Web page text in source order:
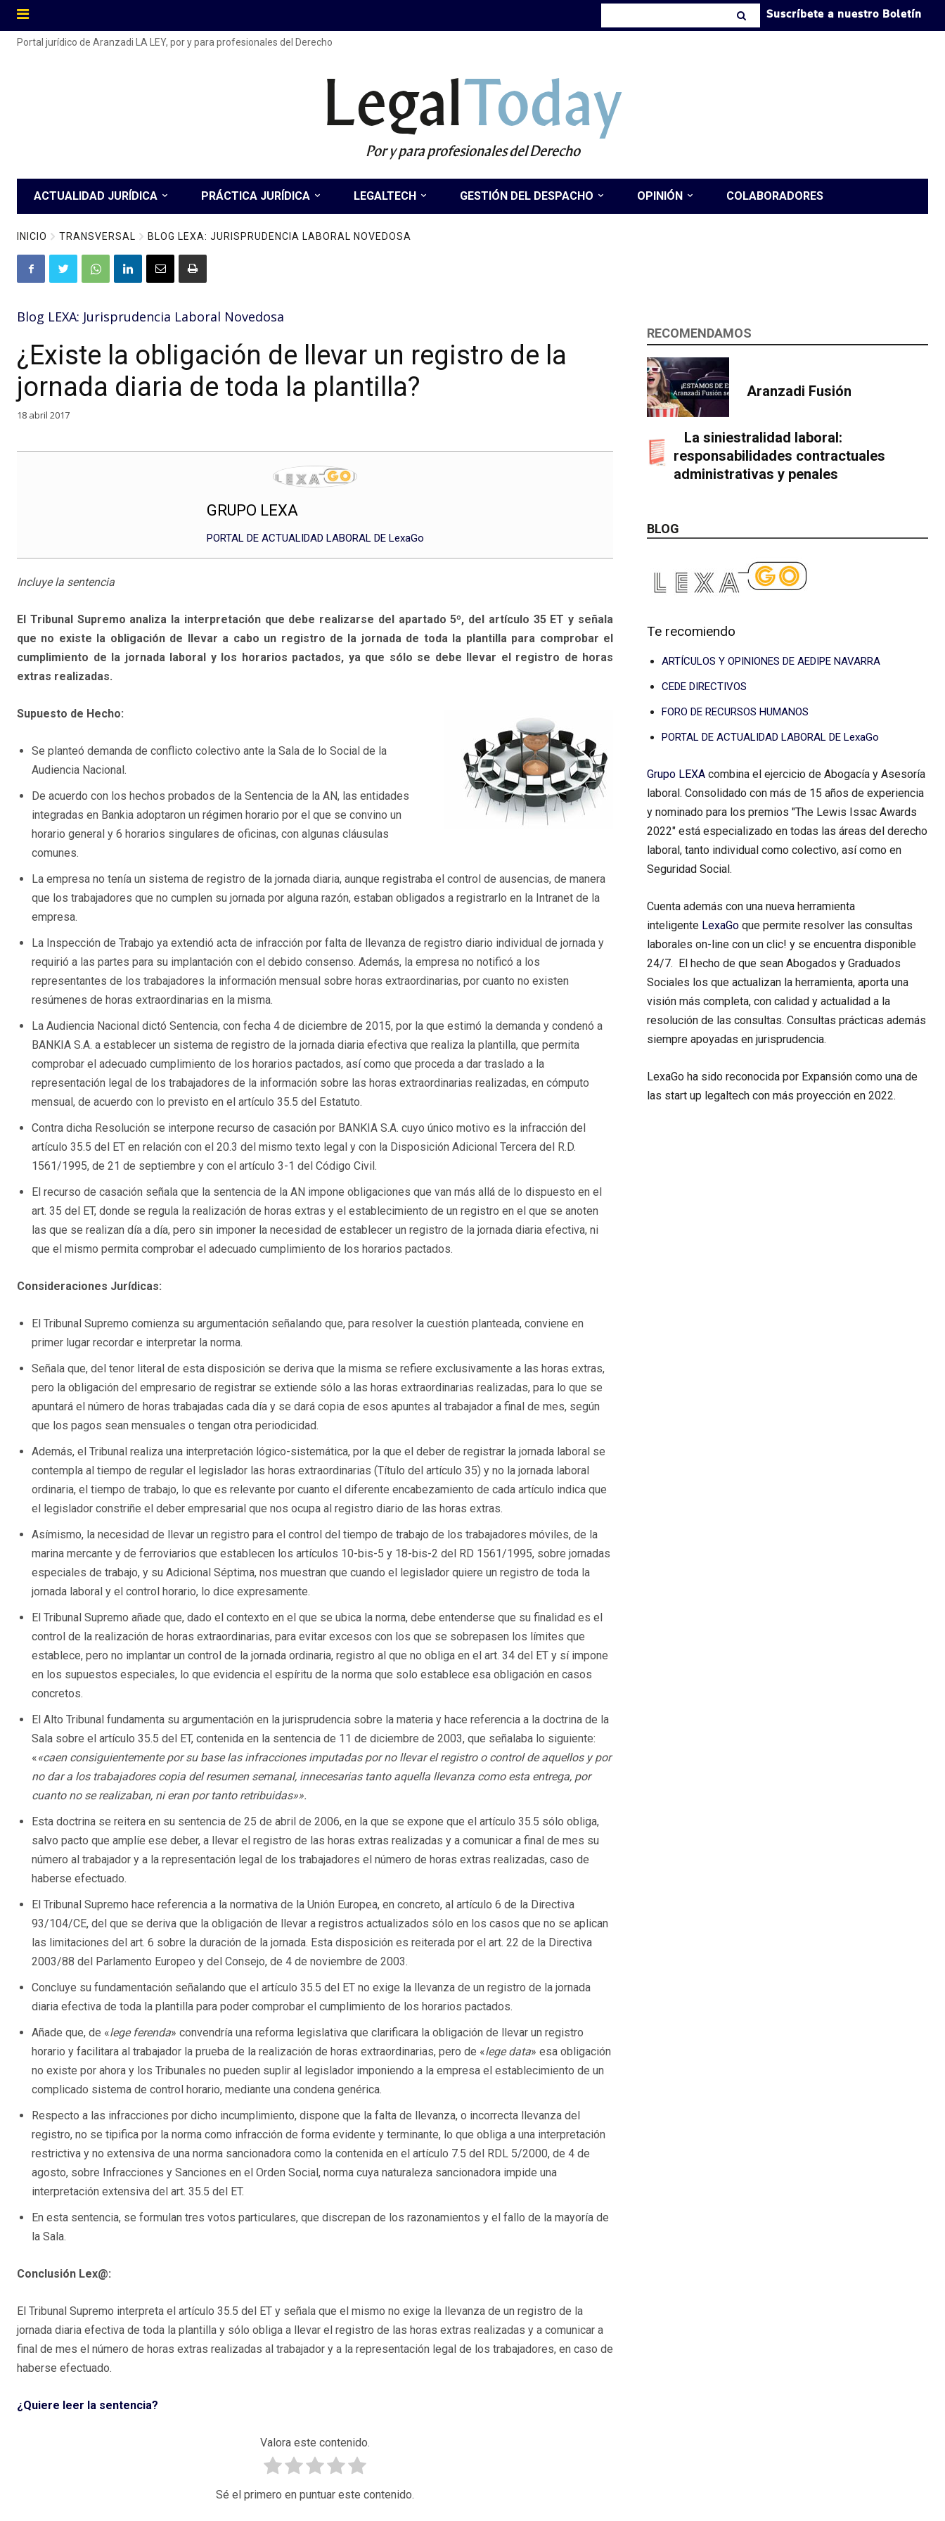
Suscríbete a nuestro Boletín
Portal jurídico de Aranzadi LA LEY, por y para profesionales del Derecho
LegalToday
Por y para profesionales del Derecho
ACTUALIDAD JURÍDICA PRÁCTICA JURÍDICA LEGALTECH GESTIÓN DEL DESPACHO OPINIÓN COLABORADORES
INICIO TRANSVERSAL BLOG LEXA: JURISPRUDENCIA LABORAL NOVEDOSA
Blog LEXA: Jurisprudencia Laboral Novedosa
¿Existe la obligación de llevar un registro de la
jornada diaria de toda la plantilla?
18 abril 2017
GRUPO LEXA
PORTAL DE ACTUALIDAD LABORAL DE LexaGo
Incluye la sentencia
El Tribunal Supremo analiza la interpretación que debe realizarse del apartado 5º, del artículo 35 ET y señala
que no existe la obligación de llevar a cabo un registro de la jornada de toda la plantilla para comprobar el
cumplimiento de la jornada laboral y los horarios pactados, ya que sólo se debe llevar el registro de horas
extras realizadas.
Supuesto de Hecho:
Se planteó demanda de conflicto colectivo ante la Sala de lo Social de la
Audiencia Nacional.
De acuerdo con los hechos probados de la Sentencia de la AN, las entidades
integradas en Bankia adoptaron un régimen horario por el que se convino un
horario general y 6 horarios singulares de oficinas, con algunas cláusulas
comunes.
La empresa no tenía un sistema de registro de la jornada diaria, aunque registraba el control de ausencias, de manera
que los trabajadores que no cumplen su jornada por alguna razón, estaban obligados a registrarlo en la Intranet de la
empresa.
La Inspección de Trabajo ya extendió acta de infracción por falta de llevanza de registro diario individual de jornada y
requirió a las partes para su implantación con el debido consenso. Además, la empresa no notificó a los
representantes de los trabajadores la información mensual sobre horas extraordinarias, por cuanto no existen
resúmenes de horas extraordinarias en la misma.
La Audiencia Nacional dictó Sentencia, con fecha 4 de diciembre de 2015, por la que estimó la demanda y condenó a
BANKIA S.A. a establecer un sistema de registro de la jornada diaria efectiva que realiza la plantilla, que permita
comprobar el adecuado cumplimiento de los horarios pactados, así como que proceda a dar traslado a la
representación legal de los trabajadores de la información sobre las horas extraordinarias realizadas, en cómputo
mensual, de acuerdo con lo previsto en el artículo 35.5 del Estatuto.
Contra dicha Resolución se interpone recurso de casación por BANKIA S.A. cuyo único motivo es la infracción del
artículo 35.5 del ET en relación con el 20.3 del mismo texto legal y con la Disposición Adicional Tercera del R.D.
1561/1995, de 21 de septiembre y con el artículo 3-1 del Código Civil.
El recurso de casación señala que la sentencia de la AN impone obligaciones que van más allá de lo dispuesto en el
art. 35 del ET, donde se regula la realización de horas extras y el establecimiento de un registro en el que se anoten
las que se realizan día a día, pero sin imponer la necesidad de establecer un registro de la jornada diaria efectiva, ni
que el mismo permita comprobar el adecuado cumplimiento de los horarios pactados.
Consideraciones Jurídicas:
El Tribunal Supremo comienza su argumentación señalando que, para resolver la cuestión planteada, conviene en
primer lugar recordar e interpretar la norma.
Señala que, del tenor literal de esta disposición se deriva que la misma se refiere exclusivamente a las horas extras,
pero la obligación del empresario de registrar se extiende sólo a las horas extraordinarias realizadas, para lo que se
apuntará el número de horas trabajadas cada día y se dará copia de esos apuntes al trabajador a final de mes, según
que los pagos sean mensuales o tengan otra periodicidad.
Además, el Tribunal realiza una interpretación lógico-sistemática, por la que el deber de registrar la jornada laboral se
contempla al tiempo de regular el legislador las horas extraordinarias (Título del artículo 35) y no la jornada laboral
ordinaria, el tiempo de trabajo, lo que es relevante por cuanto el diferente encabezamiento de cada artículo indica que
el legislador constriñe el deber empresarial que nos ocupa al registro diario de las horas extras.
Asímismo, la necesidad de llevar un registro para el control del tiempo de trabajo de los trabajadores móviles, de la
marina mercante y de ferroviarios que establecen los artículos 10-bis-5 y 18-bis-2 del RD 1561/1995, sobre jornadas
especiales de trabajo, y su Adicional Séptima, nos muestran que cuando el legislador quiere un registro de toda la
jornada laboral y el control horario, lo dice expresamente.
El Tribunal Supremo añade que, dado el contexto en el que se ubica la norma, debe entenderse que su finalidad es el
control de la realización de horas extraordinarias, para evitar excesos con los que se sobrepasen los límites que
establece, pero no implantar un control de la jornada ordinaria, registro al que no obliga en el art. 34 del ET y sí impone
en los supuestos especiales, lo que evidencia el espíritu de la norma que solo establece esa obligación en casos
concretos.
El Alto Tribunal fundamenta su argumentación en la jurisprudencia sobre la materia y hace referencia a la doctrina de la
Sala sobre el artículo 35.5 del ET, contenida en la sentencia de 11 de diciembre de 2003, que señalaba lo siguiente:
««caen consiguientemente por su base las infracciones imputadas por no llevar el registro o control de aquellos y por
no dar a los trabajadores copia del resumen semanal, innecesarias tanto aquella llevanza como esta entrega, por
cuanto no se realizaban, ni eran por tanto retribuidas»».
Esta doctrina se reitera en su sentencia de 25 de abril de 2006, en la que se expone que el artículo 35.5 sólo obliga,
salvo pacto que amplíe ese deber, a llevar el registro de las horas extras realizadas y a comunicar a final de mes su
número al trabajador y a la representación legal de los trabajadores el número de horas extras realizadas, caso de
haberse efectuado.
El Tribunal Supremo hace referencia a la normativa de la Unión Europea, en concreto, al artículo 6 de la Directiva
93/104/CE, del que se deriva que la obligación de llevar a registros actualizados sólo en los casos que no se aplican
las limitaciones del art. 6 sobre la duración de la jornada. Esta disposición es reiterada por el art. 22 de la Directiva
2003/88 del Parlamento Europeo y del Consejo, de 4 de noviembre de 2003.
Concluye su fundamentación señalando que el artículo 35.5 del ET no exige la llevanza de un registro de la jornada
diaria efectiva de toda la plantilla para poder comprobar el cumplimiento de los horarios pactados.
Añade que, de «lege ferenda» convendría una reforma legislativa que clarificara la obligación de llevar un registro
horario y facilitara al trabajador la prueba de la realización de horas extraordinarias, pero de «lege data» esa obligación
no existe por ahora y los Tribunales no pueden suplir al legislador imponiendo a la empresa el establecimiento de un
complicado sistema de control horario, mediante una condena genérica.
Respecto a las infracciones por dicho incumplimiento, dispone que la falta de llevanza, o incorrecta llevanza del
registro, no se tipifica por la norma como infracción de forma evidente y terminante, lo que obliga a una interpretación
restrictiva y no extensiva de una norma sancionadora como la contenida en el artículo 7.5 del RDL 5/2000, de 4 de
agosto, sobre Infracciones y Sanciones en el Orden Social, norma cuya naturaleza sancionadora impide una
interpretación extensiva del art. 35.5 del ET.
En esta sentencia, se formulan tres votos particulares, que discrepan de los razonamientos y el fallo de la mayoría de
la Sala.
Conclusión Lex@:
El Tribunal Supremo interpreta el artículo 35.5 del ET y señala que el mismo no exige la llevanza de un registro de la
jornada diaria efectiva de toda la plantilla y sólo obliga a llevar el registro de las horas extras realizadas y a comunicar a
final de mes el número de horas extras realizadas al trabajador y a la representación legal de los trabajadores, en caso de
haberse efectuado.
¿Quiere leer la sentencia?
Valora este contenido.
Sé el primero en puntuar este contenido.
RECOMENDAMOS
Aranzadi Fusión
La siniestralidad laboral:
responsabilidades contractuales
administrativas y penales
BLOG
Te recomiendo
ARTÍCULOS Y OPINIONES DE AEDIPE NAVARRA
CEDE DIRECTIVOS
FORO DE RECURSOS HUMANOS
PORTAL DE ACTUALIDAD LABORAL DE LexaGo
Grupo LEXA combina el ejercicio de Abogacía y Asesoría
laboral. Consolidado con más de 15 años de experiencia
y nominado para los premios "The Lewis Issac Awards
2022" está especializado en todas las áreas del derecho
laboral, tanto individual como colectivo, así como en
Seguridad Social.
Cuenta además con una nueva herramienta
inteligente LexaGo que permite resolver las consultas
laborales on-line con un clic! y se encuentra disponible
24/7. El hecho de que sean Abogados y Graduados
Sociales los que actualizan la herramienta, aporta una
visión más completa, con calidad y actualidad a la
resolución de las consultas. Consultas prácticas además
siempre apoyadas en jurisprudencia.
LexaGo ha sido reconocida por Expansión como una de
las start up legaltech con más proyección en 2022.